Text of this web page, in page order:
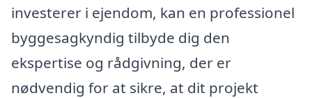
investerer i ejendom, kan en professionel
byggesagkyndig tilbyde dig den
ekspertise og rådgivning, der er
nødvendig for at sikre, at dit projekt